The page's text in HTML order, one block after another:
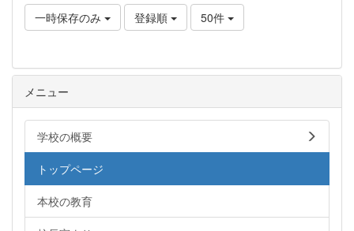
一時保存のみ 登録順 50件
メニュー
学校の概要
トップページ
本校の教育